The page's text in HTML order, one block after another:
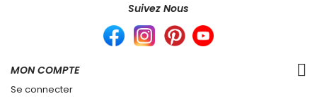
Suivez Nous
MON COMPTE
Se connecter